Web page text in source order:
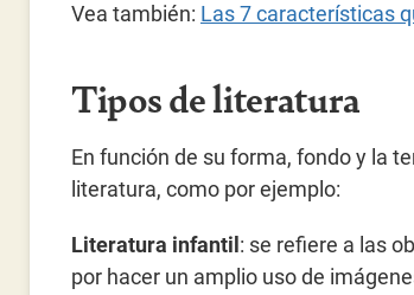
Vea también: Las 7 características
Tipos de literatura
En función de su forma, fondo y la
literatura, como por ejemplo:
Literatura infantil : se refiere a las
por hacer un amplio uso de